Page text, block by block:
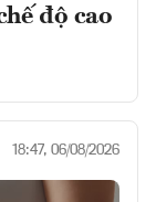
độ cao
18:47, 06/08/2026